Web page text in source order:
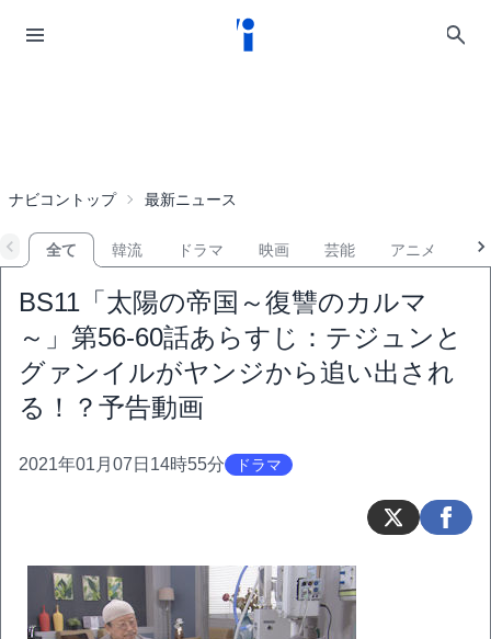
ナビコントップ 最新ニュース
全て 韓流 ドラマ 映画 芸能 アニメ
BS11「太陽の帝国～復讐のカルマ
～」第56-60話あらすじ：テジュンと
グァンイルがヤンジから追い出され
る！？予告動画
2021年01月07日14時55分 ドラマ